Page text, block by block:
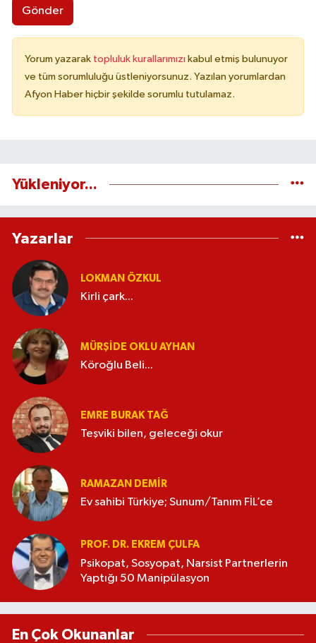
Gönder
Yorum yazarak topluluk kurallarımızı kabul etmiş bulunuyor
ve tüm sorumluluğu üstleniyorsunuz. Yazılan yorumlardan
Afyon Haber hiçbir şekilde sorumlu tutulamaz.
Yükleniyor...
Yazarlar
LOKMAN ÖZKUL
Kirli çark...
MÜRŞIDE OKLU AYHAN
Köroğlu Beli...
EMRE BURAK TAĞ
Teşviki bilen, geleceği okur
RAMAZAN DEMİR
Ev sahibi Türkiye; Sunum/Tanım FİL’ce
PROF. DR. EKREM ÇULFA
Psikopat, Sosyopat, Narsist Partnerlerin
Yaptığı 50 Manipülasyon
En Çok Okunanlar